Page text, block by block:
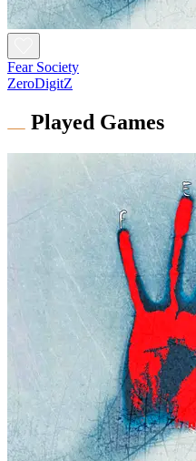
Fear Society
ZeroDigitZ
Played Games